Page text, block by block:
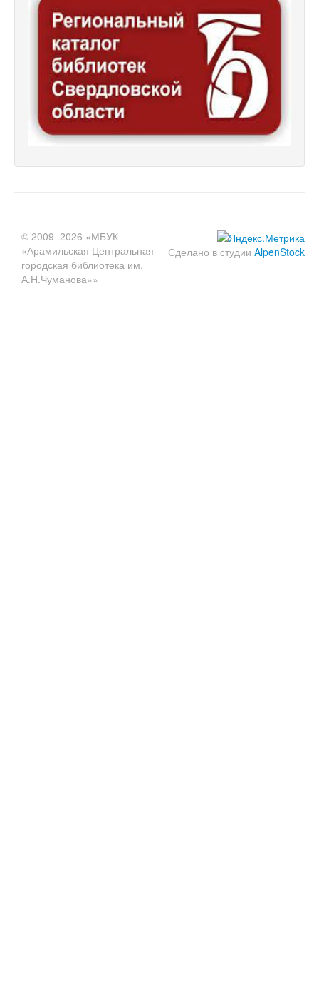
Сделано в студии AlpenStock
© 2009–2026 «МБУК
«Арамильская Центральная
городская библиотека им.
А.Н.Чуманова»»